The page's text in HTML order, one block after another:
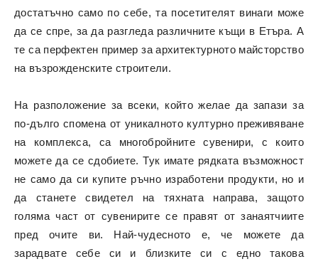
достатъчно само по себе, та посетителят винаги може
да се спре, за да разгледа различните къщи в Етъра. А
те са перфектен пример за архитектурното майсторство
на възрожденските строители.
На разположение за всеки, който желае да запази за
по-дълго спомена от уникалното културно преживяване
на комплекса, са многобройните сувенири, с които
можете да се сдобиете. Тук имате рядката възможност
не само да си купите ръчно изработени продукти, но и
да станете свидетел на тяхната направа, защото
голяма част от сувенирите се правят от занаятчиите
пред очите ви. Най-чудесното е, че можете да
зарадвате себе си и близките си с едно такова